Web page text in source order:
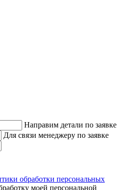
Направим детали по заявке
Для связи менеджеру по заявке
обработки персональных
моей персональной